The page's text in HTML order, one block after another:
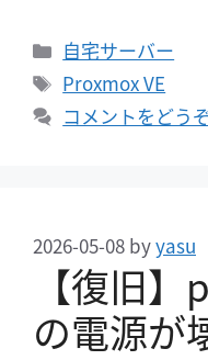
カ
テ
ゴ
リ
自宅サーバー
タ
グ
Proxmox VE
コメントをどう
【復旧
の電源が
2026-05-08 byyasu